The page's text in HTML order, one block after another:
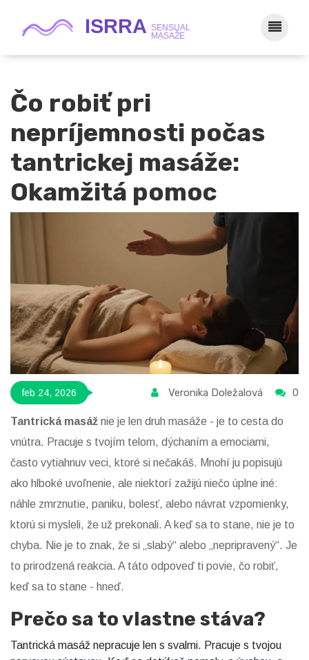
Čo robiť pri
nepríjemnosti počas
tantrickej masáže:
Okamžitá pomoc
feb 24, 2026 Veronika Doležalová 0
Tantrická masáž nie je len druh masáže - je to cesta do
vnútra. Pracuje s tvojím telom, dýchaním a emociami,
často vytiahnuv veci, ktoré si nečakáš. Mnohí ju popisujú
ako hlboké uvoľnenie, ale niektorí zažijú niečo úplne iné:
náhle zmrznutie, paniku, bolesť, alebo návrat vzpomienky,
ktorú si mysleli, že už prekonali. A keď sa to stane, nie je to
chyba. Nie je to znak, že si „slabý“ alebo „nepripravený“. Je
to prirodzená reakcia. A táto odpoveď ti povie, čo robiť,
keď sa to stane - hneď.
Prečo sa to vlastne stáva?
Tantrická masáž nepracuje len s svalmi. Pracuje s tvojou